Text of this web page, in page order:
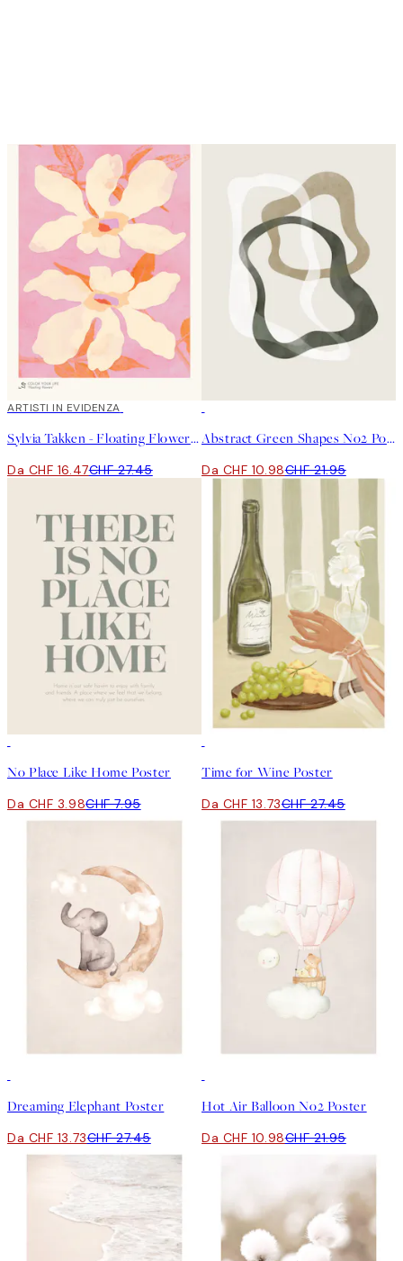
40%*
ARTISTI IN EVIDENZA
Sylvia Takken - Floating Flowers Poster
Da CHF 16.47CHF 27.45
Abstract Green Shapes No2 Poster
Da CHF 10.98CHF 21.95
No Place Like Home Poster
Da CHF 3.98CHF 7.95
Time for Wine Poster
Da CHF 13.73CHF 27.45
Dreaming Elephant Poster
Da CHF 13.73CHF 27.45
Hot Air Balloon No2 Poster
Da CHF 10.98CHF 21.95